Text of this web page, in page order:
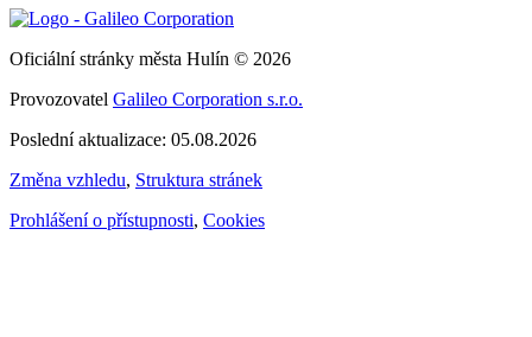
Oficiální stránky města Hulín © 2026
Provozovatel Galileo Corporation s.r.o.
Poslední aktualizace: 05.08.2026
Změna vzhledu, Struktura stránek
Prohlášení o přístupnosti, Cookies